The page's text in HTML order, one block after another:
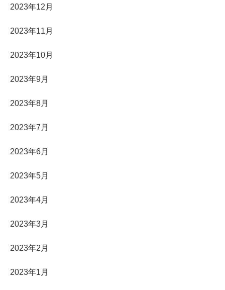
2023年12月
2023年11月
2023年10月
2023年9月
2023年8月
2023年7月
2023年6月
2023年5月
2023年4月
2023年3月
2023年2月
2023年1月